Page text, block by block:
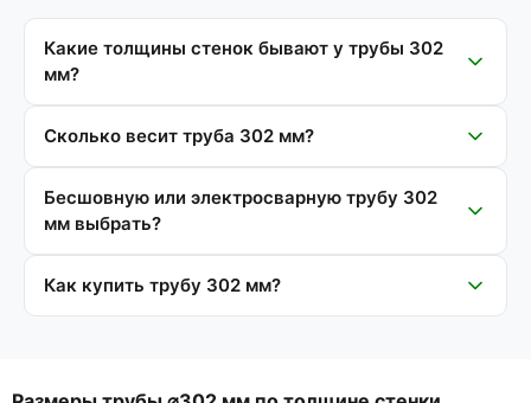
Какие толщины стенок бывают у трубы 302
мм?
Сколько весит труба 302 мм?
Бесшовную или электросварную трубу 302
мм выбрать?
Как купить трубу 302 мм?